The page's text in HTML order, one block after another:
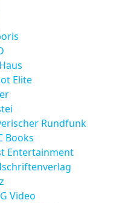
Elite
Rundfunk
Books
Entertainment
Video